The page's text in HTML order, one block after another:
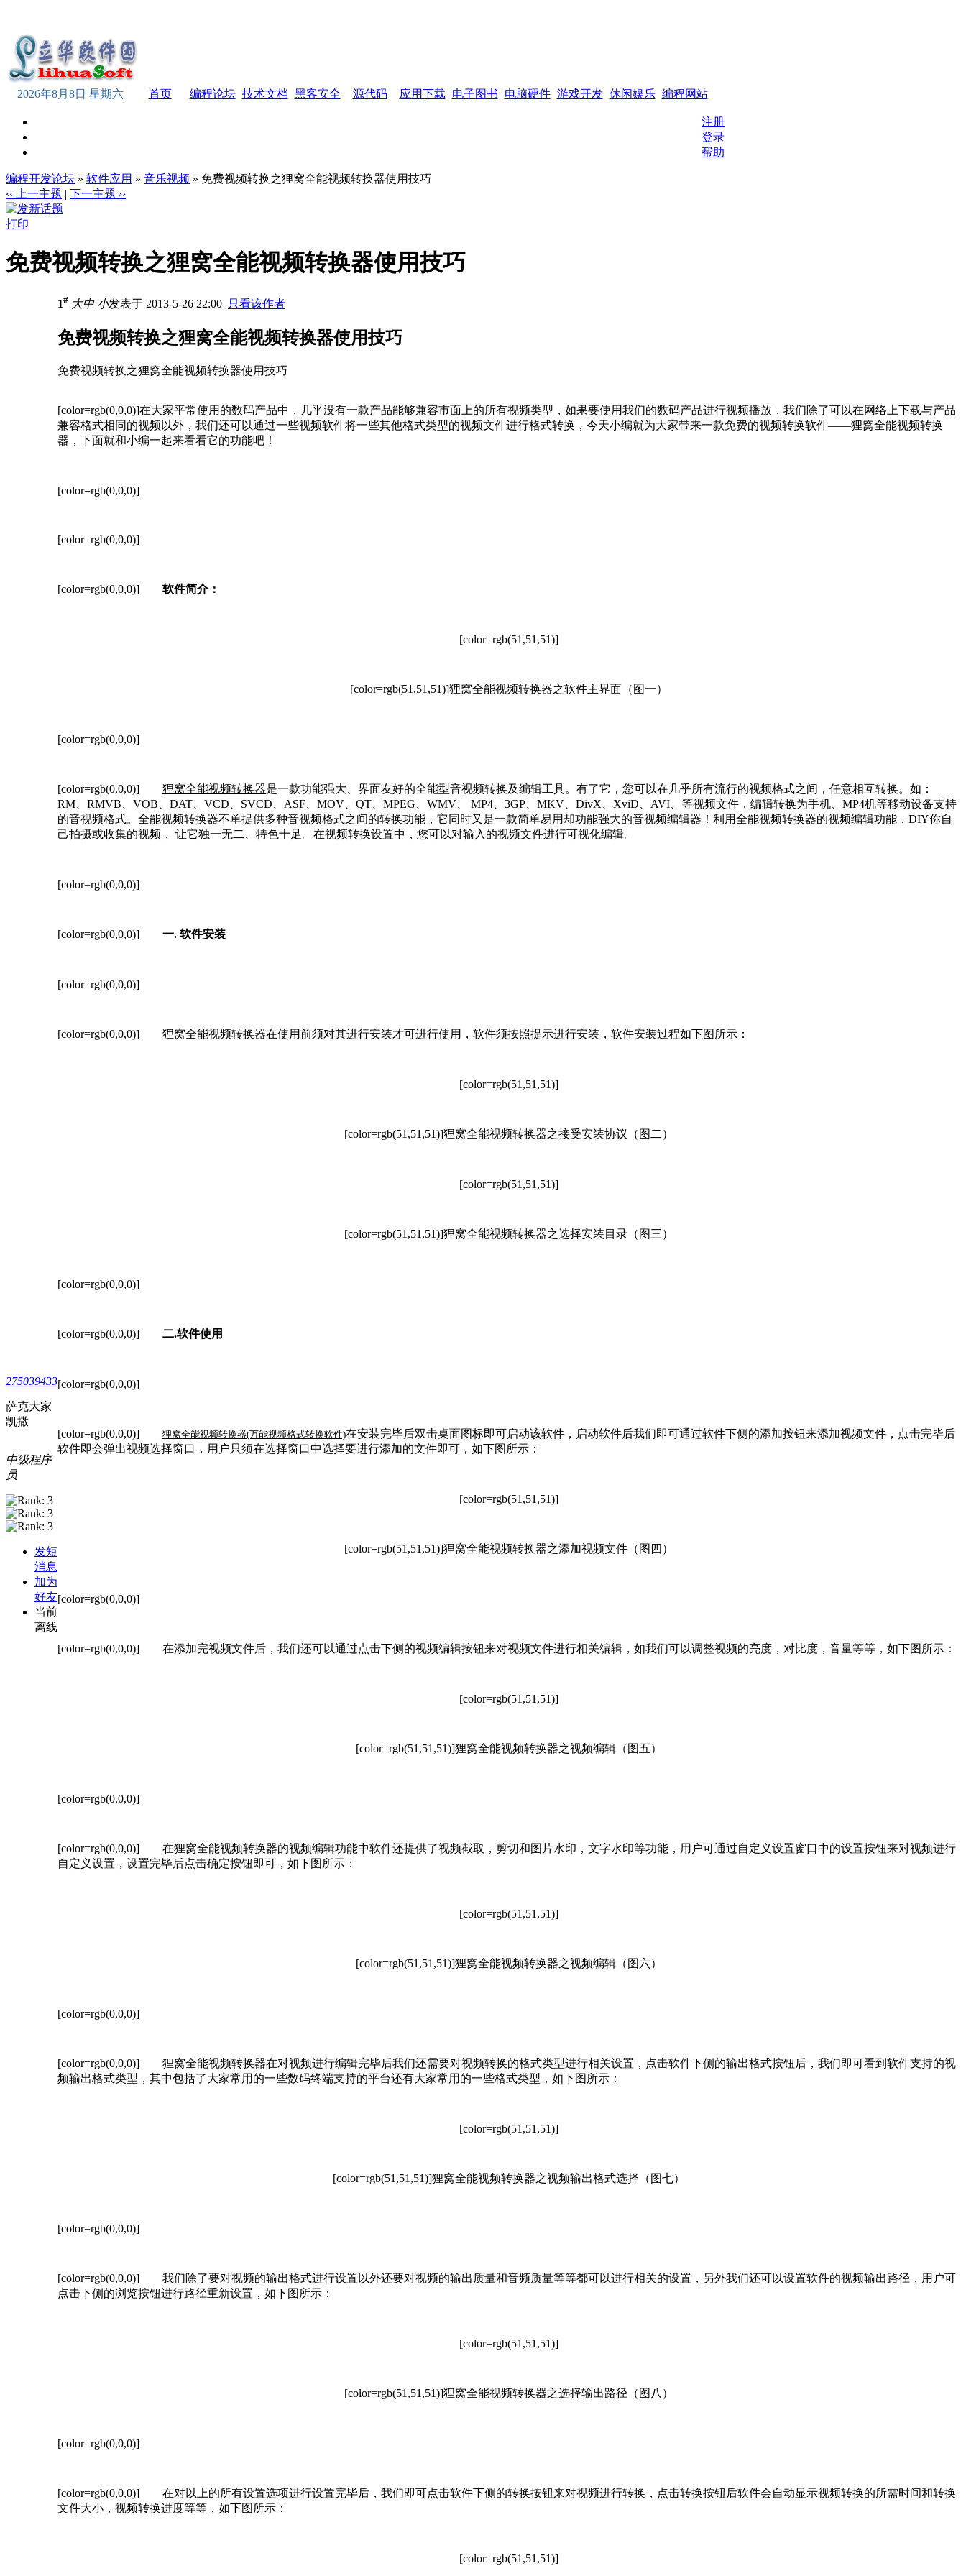
2026年8月8日 星期六 首页 编程论坛 技术文档 黑客安全 源代码 应用下载 电子图书 电脑硬件 游戏开发 休闲娱乐 编程网站
注册
登录
帮助
编程开发论坛 » 软件应用 » 音乐视频 » 免费视频转换之狸窝全能视频转换器使用技巧
‹‹ 上一主题 | 下一主题 ››
打印
免费视频转换之狸窝全能视频转换器使用技巧
275039433
萨克大家
凯撒
中级程序
员
发短
消息
加为
好友
当前
离线
1# 大中 小发表于 2013-5-26 22:00 只看该作者
免费视频转换之狸窝全能视频转换器使用技巧
免费视频转换之狸窝全能视频转换器使用技巧
[color=rgb(0,0,0)]在大家平常使用的数码产品中，几乎没有一款产品能够兼容市面上的所有视频类型，如果要使用我们的数码产品进行视频播放，我们除了可以在网络上下载与产品
兼容格式相同的视频以外，我们还可以通过一些视频软件将一些其他格式类型的视频文件进行格式转换，今天小编就为大家带来一款免费的视频转换软件——狸窝全能视频转换
器，下面就和小编一起来看看它的功能吧！
[color=rgb(0,0,0)]
[color=rgb(0,0,0)]
[color=rgb(0,0,0)] 软件简介：
[color=rgb(51,51,51)]
[color=rgb(51,51,51)]狸窝全能视频转换器之软件主界面（图一）
[color=rgb(0,0,0)]
[color=rgb(0,0,0)] 狸窝全能视频转换器是一款功能强大、界面友好的全能型音视频转换及编辑工具。有了它，您可以在几乎所有流行的视频格式之间，任意相互转换。如：
RM、RMVB、VOB、DAT、VCD、SVCD、ASF、MOV、QT、MPEG、WMV、 MP4、3GP、MKV、DivX、XviD、AVI、等视频文件，编辑转换为手机、MP4机等移动设备支持
的音视频格式。全能视频转换器不单提供多种音视频格式之间的转换功能，它同时又是一款简单易用却功能强大的音视频编辑器！利用全能视频转换器的视频编辑功能，DIY你自
己拍摄或收集的视频， 让它独一无二、特色十足。在视频转换设置中，您可以对输入的视频文件进行可视化编辑。
[color=rgb(0,0,0)]
[color=rgb(0,0,0)] 一. 软件安装
[color=rgb(0,0,0)]
[color=rgb(0,0,0)] 狸窝全能视频转换器在使用前须对其进行安装才可进行使用，软件须按照提示进行安装，软件安装过程如下图所示：
[color=rgb(51,51,51)]
[color=rgb(51,51,51)]狸窝全能视频转换器之接受安装协议（图二）
[color=rgb(51,51,51)]
[color=rgb(51,51,51)]狸窝全能视频转换器之选择安装目录（图三）
[color=rgb(0,0,0)]
[color=rgb(0,0,0)] 二.软件使用
[color=rgb(0,0,0)]
[color=rgb(0,0,0)] 狸窝全能视频转换器(万能视频格式转换软件)在安装完毕后双击桌面图标即可启动该软件，启动软件后我们即可通过软件下侧的添加按钮来添加视频文件，点击完毕后
软件即会弹出视频选择窗口，用户只须在选择窗口中选择要进行添加的文件即可，如下图所示：
[color=rgb(51,51,51)]
[color=rgb(51,51,51)]狸窝全能视频转换器之添加视频文件（图四）
[color=rgb(0,0,0)]
[color=rgb(0,0,0)] 在添加完视频文件后，我们还可以通过点击下侧的视频编辑按钮来对视频文件进行相关编辑，如我们可以调整视频的亮度，对比度，音量等等，如下图所示：
[color=rgb(51,51,51)]
[color=rgb(51,51,51)]狸窝全能视频转换器之视频编辑（图五）
[color=rgb(0,0,0)]
[color=rgb(0,0,0)] 在狸窝全能视频转换器的视频编辑功能中软件还提供了视频截取，剪切和图片水印，文字水印等功能，用户可通过自定义设置窗口中的设置按钮来对视频进行
自定义设置，设置完毕后点击确定按钮即可，如下图所示：
[color=rgb(51,51,51)]
[color=rgb(51,51,51)]狸窝全能视频转换器之视频编辑（图六）
[color=rgb(0,0,0)]
[color=rgb(0,0,0)] 狸窝全能视频转换器在对视频进行编辑完毕后我们还需要对视频转换的格式类型进行相关设置，点击软件下侧的输出格式按钮后，我们即可看到软件支持的视
频输出格式类型，其中包括了大家常用的一些数码终端支持的平台还有大家常用的一些格式类型，如下图所示：
[color=rgb(51,51,51)]
[color=rgb(51,51,51)]狸窝全能视频转换器之视频输出格式选择（图七）
[color=rgb(0,0,0)]
[color=rgb(0,0,0)] 我们除了要对视频的输出格式进行设置以外还要对视频的输出质量和音频质量等等都可以进行相关的设置，另外我们还可以设置软件的视频输出路径，用户可
点击下侧的浏览按钮进行路径重新设置，如下图所示：
[color=rgb(51,51,51)]
[color=rgb(51,51,51)]狸窝全能视频转换器之选择输出路径（图八）
[color=rgb(0,0,0)]
[color=rgb(0,0,0)] 在对以上的所有设置选项进行设置完毕后，我们即可点击软件下侧的转换按钮来对视频进行转换，点击转换按钮后软件会自动显示视频转换的所需时间和转换
文件大小，视频转换进度等等，如下图所示：
[color=rgb(51,51,51)]